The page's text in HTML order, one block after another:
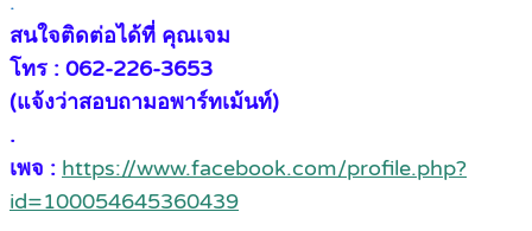
สนใจติดต่อได้ที่ คุณเจม
โทร : 062-226-3653
(แจ้งว่าสอบถามอพาร์ทเม้นท์)
.
เพจ : https://www.facebook.com/profile.php?
id=100054645360439